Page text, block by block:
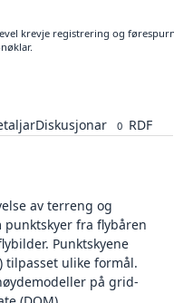
krevje registrering og
Diskusjonar 0 RDF
av terreng og
punktskyer fra flybåren
Punktskyene
tilpasset ulike formål.
på grid-